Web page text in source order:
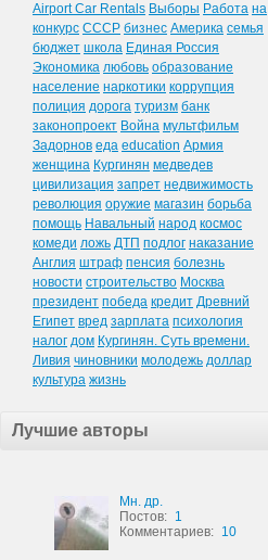
Airport Car Rentals Выборы Работа на
конкурс СССР бизнес Америка семья
бюджет школа Единая Россия
Экономика любовь образование
население наркотики коррупция
полиция дорога туризм банк
законопроект Война мультфильм
Задорнов еда education Армия
женщина Кургинян медведев
цивилизация запрет недвижимость
революция оружие магазин борьба
помощь Навальный народ космос
комеди ложь ДТП подлог наказание
Англия штраф пенсия болезнь
новости строительство Москва
президент победа кредит Древний
Египет вред зарплата психология
налог дом Кургинян. Суть времени.
Ливия чиновники молодежь доллар
культура жизнь
Лучшие авторы
Мн. др.
Постов: 1
Комментариев: 10